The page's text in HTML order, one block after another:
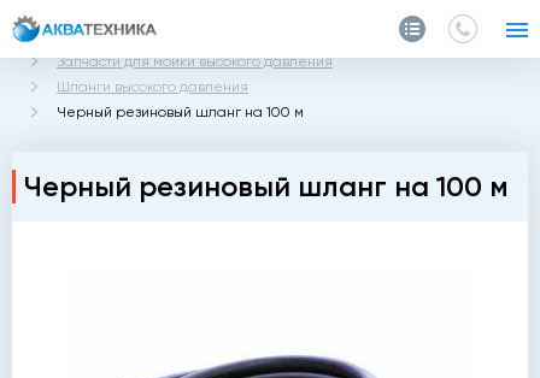
Главная Каталог
Запчасти для мойки высокого давления
Шланги высокого давления
Черный резиновый шланг на 100 м
Черный резиновый шланг на 100 м